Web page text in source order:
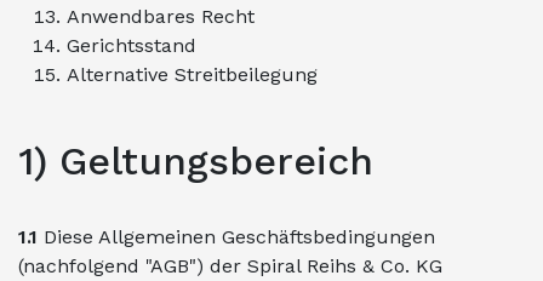
Anwendbares Recht
Gerichtsstand
Alternative Streitbeilegung
1) Geltungsbereich
1.1 Diese Allgemeinen Geschäftsbedingungen
(nachfolgend "AGB") der Spiral Reihs & Co. KG